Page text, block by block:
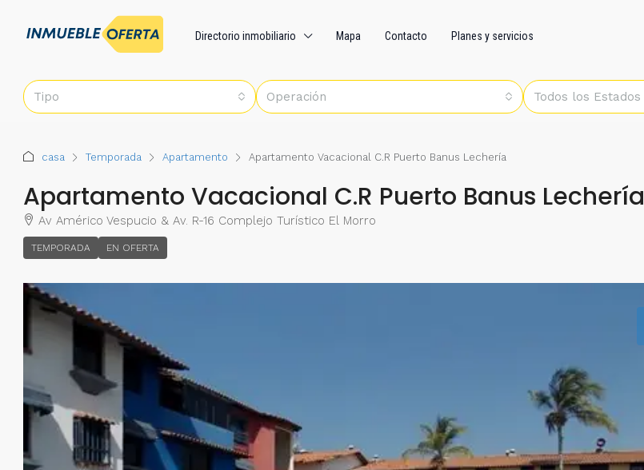
Directorio inmobiliario Mapa Contacto Planes y servicios
Tipo Operación Todos los Estados
casa Temporada Apartamento Apartamento Vacacional C.R Puerto Banus Lechería
Apartamento Vacacional C.R Puerto Banus Lechería
Av Américo Vespucio & Av. R-16 Complejo Turístico El Morro
TEMPORADA EN OFERTA